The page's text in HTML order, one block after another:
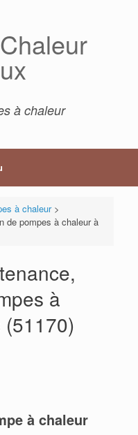
à chaleur
à chaleur>
de pompes à chaleur à
à
à chaleur